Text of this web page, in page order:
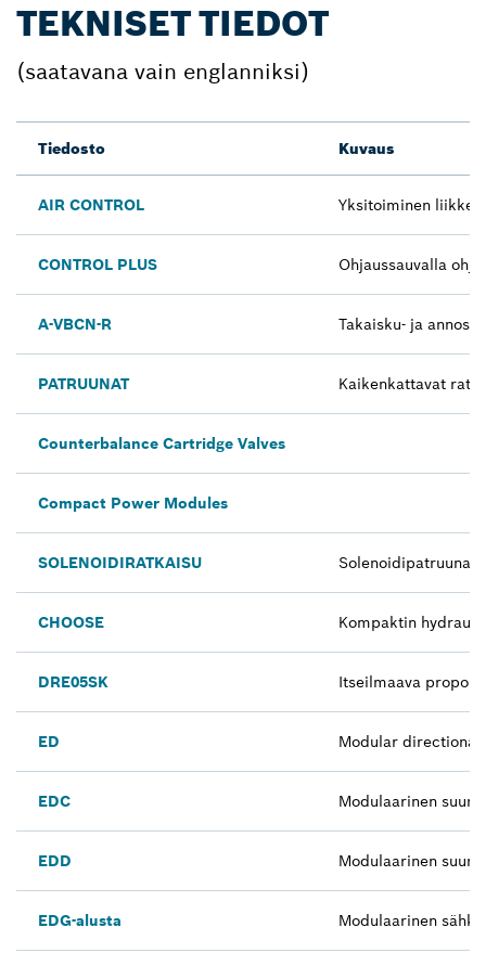
TEKNISET TIEDOT
(saatavana vain englanniksi)
Tiedosto Kuvaus
AIR CONTROL Yksitoiminen
CONTROL PLUS Ohjaussauvalla
A-VBCN-R Takaisku- ja
PATRUUNAT Kaikenkattavat
Counterbalance Cartridge Valves
Compact Power Modules
SOLENOIDIRATKAISU
CHOOSE Kompaktin
DRE05SK Itseilmaava
ED Modular directional
EDC Modulaarinen
EDD Modulaarinen
EDG-alusta Modulaarinen